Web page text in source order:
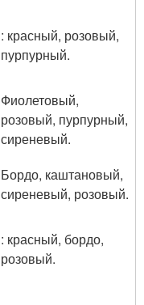
: красный, розовый,
пурпурный.
Фиолетовый,
розовый, пурпурный,
сиреневый.
Бордо, каштановый,
сиреневый, розовый.
: красный, бордо,
розовый.